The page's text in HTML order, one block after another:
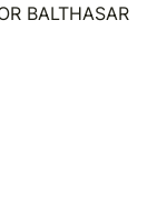
BALTHASAR